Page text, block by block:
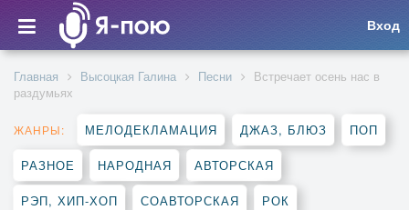
Вход
Главная Высоцкая Галина Песни
Встречает осень нас в
раздумьях
ЖАНРЫ: МЕЛОДЕКЛАМАЦИЯ ДЖАЗ, БЛЮЗ ПОП
РАЗНОЕ НАРОДНАЯ АВТОРСКАЯ
РЭП, ХИП-ХОП СОАВТОРСКАЯ РОК